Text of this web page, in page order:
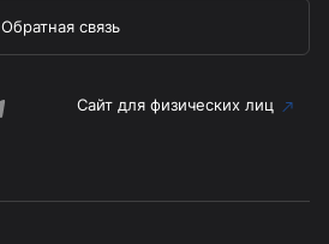
Обратная связь
Сайт для физических лиц